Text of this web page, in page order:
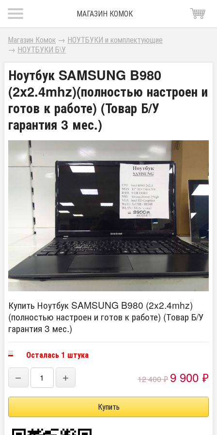
МАГАЗИН КОМОК
Магазин Комок → НОУТБУКИ и комплектующие
→ НОУТБУКИ Б\У
Ноутбук SAMSUNG B980
(2x2.4mhz)(полностью настроен и
готов к работе) (Товар Б/У
гарантия 3 мес.)
Купить Ноутбук SAMSUNG B980 (2x2.4mhz)
(полностью настроен и готов к работе) (Товар Б/У
гарантия 3 мес.)
Осталась 1 штука
− + 12 400₽ 9 900 ₽